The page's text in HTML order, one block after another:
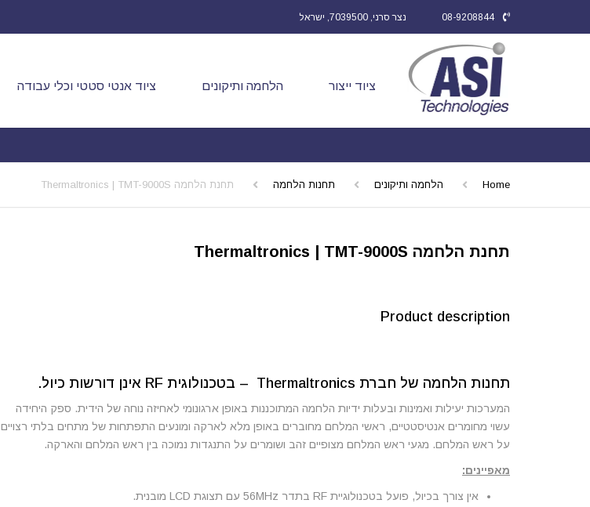
08-9208844 נצר סרני, 7039500, ישראל
ציוד ייצור הלחמה ותיקונים ציוד אנטי סטטי וכלי עבודה
Home הלחמה ותיקונים תחנות הלחמה תחנת הלחמה Thermaltronics | TMT-9000S
תחנת הלחמה Thermaltronics | TMT-9000S
Product description
תחנות הלחמה של חברת Thermaltronics – בטכנולוגית RF אינן דורשות כיול.
המערכות יעילות ואמינות ובעלות ידיות הלחמה המתוכננות באופן ארגונומי לאחיזה נוחה של הידית. ספק היחידה
עשוי מחומרים אנטיסטטיים, ראשי המלחם מחוברים באופן מלא לארקה ומונעים התפתחות של מתחים בלתי רצויים
על ראש המלחם. מגעי ראש המלחם מצופיים זהב ושומרים על התנגדות נמוכה בין ראש המלחם והארקה.
מאפיינים:
אין צורך בכיול, פועל בטכנולוגיית RF בתדר 56MHz עם תצוגת LCD מובנית.